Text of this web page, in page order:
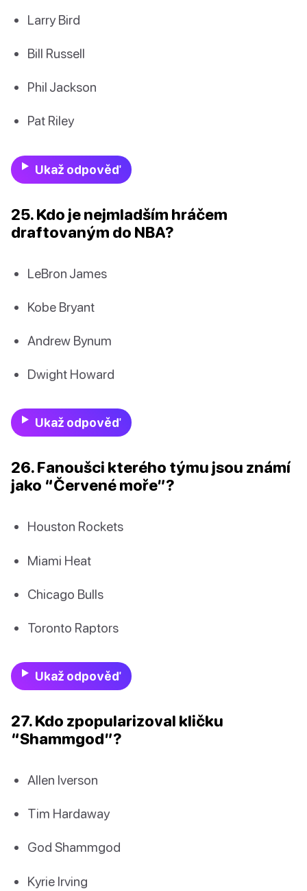
Larry Bird
Bill Russell
Phil Jackson
Pat Riley
Ukaž odpověď
25. Kdo je nejmladším hráčem
draftovaným do NBA?
LeBron James
Kobe Bryant
Andrew Bynum
Dwight Howard
Ukaž odpověď
26. Fanoušci kterého týmu jsou známí
jako “Červené moře”?
Houston Rockets
Miami Heat
Chicago Bulls
Toronto Raptors
Ukaž odpověď
27. Kdo zpopularizoval kličku
“Shammgod”?
Allen Iverson
Tim Hardaway
God Shammgod
Kyrie Irving